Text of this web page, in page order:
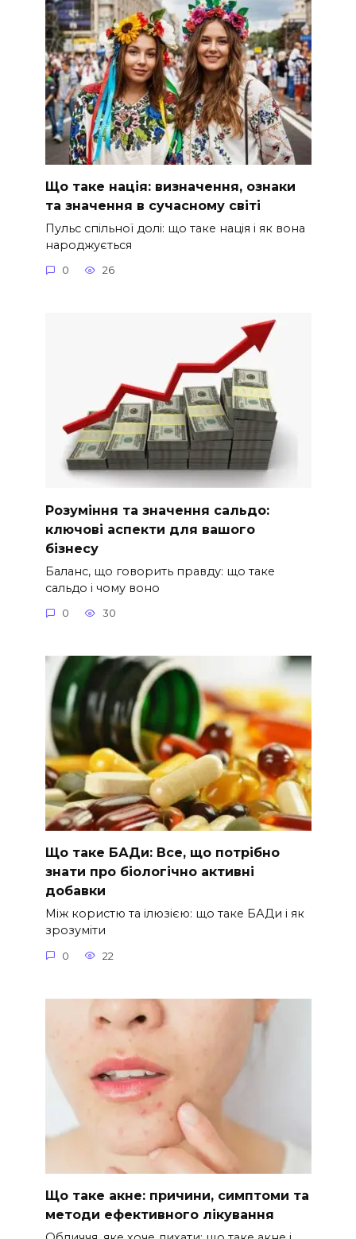
Що таке нація: визначення, ознаки
та значення в сучасному світі
Пульс спільної долі: що таке нація і як вона
народжується
0 26
Розуміння та значення сальдо:
ключові аспекти для вашого
бізнесу
Баланс, що говорить правду: що таке
сальдо і чому воно
0 30
Що таке БАДи: Все, що потрібно
знати про біологічно активні
добавки
Між користю та ілюзією: що таке БАДи і як
зрозуміти
0 22
Що таке акне: причини, симптоми та
методи ефективного лікування